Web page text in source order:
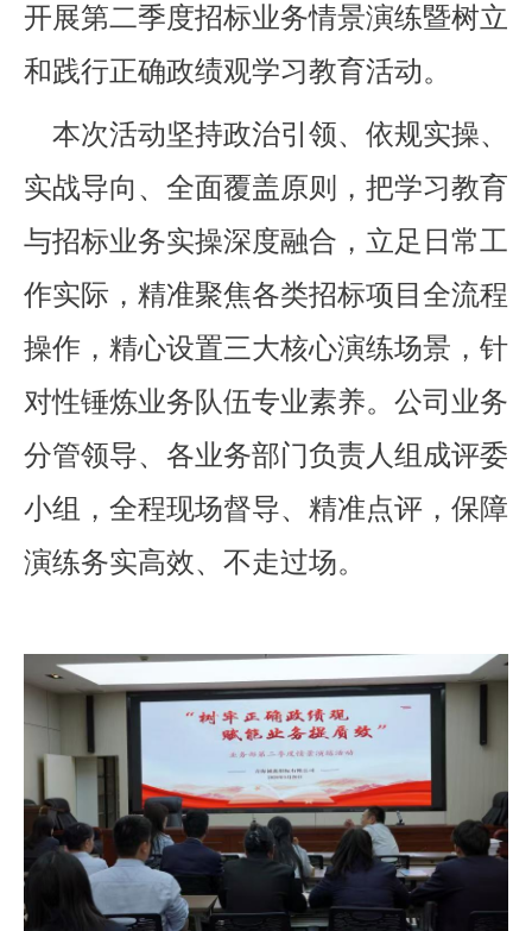
开展第二季度招标业务情景演练暨树立
和践行正确政绩观学习教育活动。
本次活动坚持政治引领、依规实操、
实战导向、全面覆盖原则，把学习教育
与招标业务实操深度融合，立足日常工
作实际，精准聚焦各类招标项目全流程
操作，精心设置三大核心演练场景，针
对性锤炼业务队伍专业素养。公司业务
分管领导、各业务部门负责人组成评委
小组，全程现场督导、精准点评，保障
演练务实高效、不走过场。